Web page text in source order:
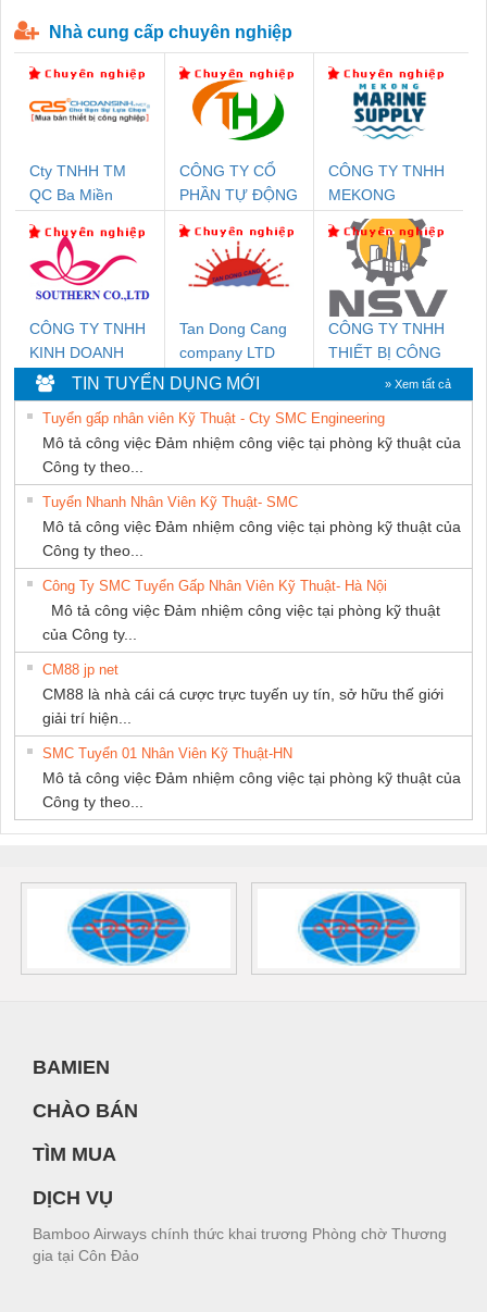
Nhà cung cấp chuyên nghiệp
Cty TNHH TM
QC Ba Miền
CÔNG TY CỔ
PHẦN TỰ ĐỘNG
CÔNG TY TNHH
MEKONG
MARINE
SUPPLY
CÔNG TY TNHH
KINH DOANH
DỊCH VỤ XNK
PHƯƠNG NAM
Tan Dong Cang
company LTD
CÔNG TY TNHH
THIẾT BỊ CÔNG
NGHIỆP NIHON
SETSUBI VIỆT
NAM
TIN TUYỂN DỤNG MỚI » Xem tất cả
Tuyển gấp nhân viên Kỹ Thuật - Cty SMC Engineering
Mô tả công việc Đảm nhiệm công việc tại phòng kỹ thuật của
Công ty theo...
Tuyển Nhanh Nhân Viên Kỹ Thuật- SMC
Mô tả công việc Đảm nhiệm công việc tại phòng kỹ thuật của
Công ty theo...
Công Ty SMC Tuyển Gấp Nhân Viên Kỹ Thuật- Hà Nội
Mô tả công việc Đảm nhiệm công việc tại phòng kỹ thuật
của Công ty...
CM88 jp net
CM88 là nhà cái cá cược trực tuyến uy tín, sở hữu thế giới
giải trí hiện...
SMC Tuyển 01 Nhân Viên Kỹ Thuật-HN
Mô tả công việc Đảm nhiệm công việc tại phòng kỹ thuật của
Công ty theo...
BAMIEN
CHÀO BÁN
TÌM MUA
DỊCH VỤ
Bamboo Airways chính thức khai trương Phòng chờ Thương
gia tại Côn Đảo